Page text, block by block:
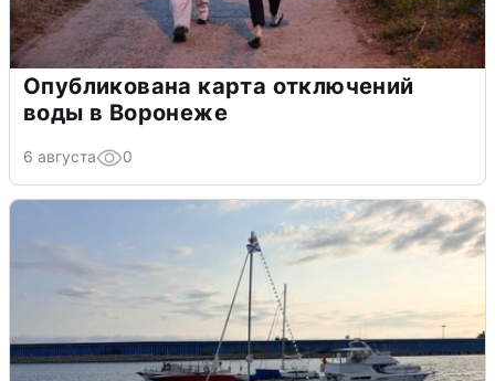
Опубликована карта отключений
воды в Воронеже
6 августа 0